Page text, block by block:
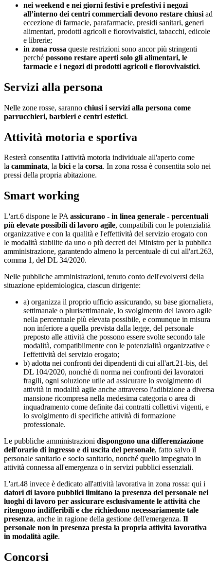
nei weekend e nei giorni festivi e prefestivi i negozi
all’interno dei centri commerciali devono restare chiusi ad
eccezione di farmacie, parafarmacie, presidi sanitari, generi
alimentari, prodotti agricoli e florovivaistici, tabacchi, edicole
e librerie;
in zona rossa queste restrizioni sono ancor più stringenti
perché possono restare aperti solo gli alimentari, le
farmacie e i negozi di prodotti agricoli e florovivaistici.
Servizi alla persona
Nelle zone rosse, saranno chiusi i servizi alla persona come
parrucchieri, barbieri e centri estetici.
Attività motoria e sportiva
Resterà consentita l'attività motoria individuale all'aperto come
la camminata, la bicie la corsa. In zona rossa è consentita solo nei
pressi della propria abitazione.
Smart working
L'art.6 dispone le PA assicurano - in linea generale - percentuali
più elevate possibili di lavoro agile, compatibili con le potenzialità
organizzative e con la qualità e l'effettività del servizio erogato con
le modalità stabilite da uno o più decreti del Ministro per la pubblica
amministrazione, garantendo almeno la percentuale di cui all'art.263,
comma 1, del DL 34/2020.
Nelle pubbliche amministrazioni, tenuto conto dell'evolversi della
situazione epidemiologica, ciascun dirigente:
a) organizza il proprio ufficio assicurando, su base giornaliera,
settimanale o plurisettimanale, lo svolgimento del lavoro agile
nella percentuale più elevata possibile, e comunque in misura
non inferiore a quella prevista dalla legge, del personale
preposto alle attività che possono essere svolte secondo tale
modalità, compatibilmente con le potenzialità organizzative e
l'effettività del servizio erogato;
b) adotta nei confronti dei dipendenti di cui all'art.21-bis, del
DL 104/2020, nonché di norma nei confronti dei lavoratori
fragili, ogni soluzione utile ad assicurare lo svolgimento di
attività in modalità agile anche attraverso l'adibizione a diversa
mansione ricompresa nella medesima categoria o area di
inquadramento come definite dai contratti collettivi vigenti, e
lo svolgimento di specifiche attività di formazione
professionale.
Le pubbliche amministrazioni dispongono una differenziazione
dell'orario di ingresso e di uscita del personale, fatto salvo il
personale sanitario e socio sanitario, nonché quello impegnato in
attività connessa all'emergenza o in servizi pubblici essenziali.
L'art.48 invece è dedicato all'attività lavorativa in zona rossa: qui i
datori di lavoro pubblici limitano la presenza del personale nei
luoghi di lavoro per assicurare esclusivamente le attività che
ritengono indifferibili e che richiedono necessariamente tale
presenza, anche in ragione della gestione dell'emergenza. Il
personale non in presenza presta la propria attività lavorativa
in modalità agile.
Concorsi